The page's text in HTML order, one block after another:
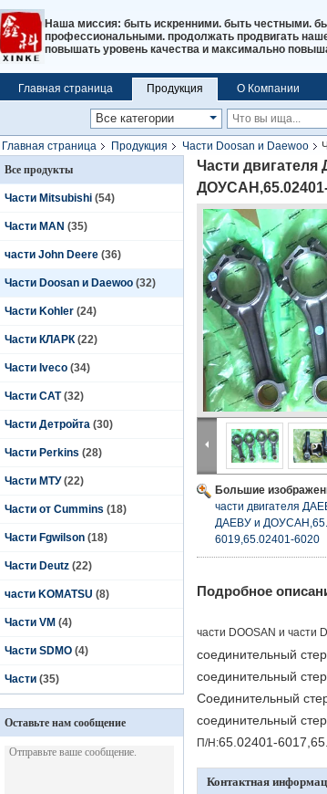
Наша миссия: быть искренними. быть честными.
профессиональными. продолжать продвигать
повышать уровень качества и максимально
Главная страница Продукция О Компании
Главная страница Продукция Части Doosan и Daewoo
ДОУСАН,65.02401-6017,65.02401-6019,65.02401-6020
Все продукты
Части Mitsubishi (54)
Части MAN (35)
части John Deere (36)
Части Doosan и Daewoo (32)
Части Kohler (24)
Части КЛАРК (22)
Части Iveco (34)
Части CAT (32)
Части Детройта (30)
Части Perkins (28)
Части МТУ (22)
Части от Cummins (18)
Части Fgwilson (18)
Части Deutz (22)
части KOMATSU (8)
Части VM (4)
Части SDMO (4)
Части (35)
Оставьте нам сообщение
Части
ДОУСАН,65.02401-
Большие
части двигателя
ДАЕВУ и
6019,65.02401-6020
Подробное
части DOOSAN и части
соединительный
соединительный
Соединительный
соединительный
П/Н:65.02401-
Контактная